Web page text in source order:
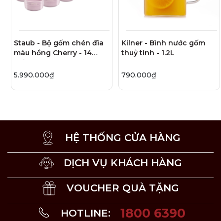
và nhắc chảo ra khỏi bếp một cách an toàn.
Staub - Bộ gốm chén đĩa
màu hồng Cherry - 14
món
5.990.000₫
Kilner - Bình nước gốm
thuỷ tinh - 1.2L
790.000₫
HỆ THỐNG CỬA HÀNG
DỊCH VỤ KHÁCH HÀNG
VOUCHER QUÀ TẶNG
HOTLINE: 1800 6390